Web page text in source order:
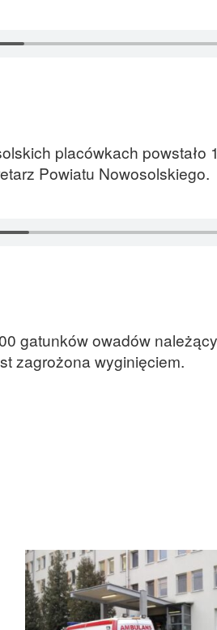
placówkach powstało
Powiatu Nowosolskiego.
gatunków owadów
zagrożona wyginięciem.